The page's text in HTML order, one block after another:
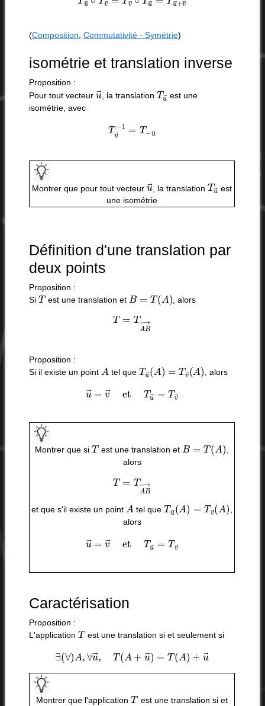
(Composition Commutativité - Symétrie)
isométrie et translation inverse
Proposition :
Pour tout vecteur u→
, la translation Tu
est une
isométrie, avec
u→− T−
Montrer que pour tout vecteur u→
, la translation Tu
est
une isométrie
Définition d'une translation par
deux points
Proposition :
Si T est une translation et B= (A) , alors
T=TAB
Proposition :
Si il existe un point
A tel que Tu →(A Tv → ( , alors
u→ v→ et u→ v→
Montrer que siT est une translation et B= (A)
alors
T=TAB
et que s'il existe un point A tel queTu →(A =Tv→( ,
alors
u→ v→ et u→ v→
Caractérisation
Proposition :
L'application T est une translation si et seulement si
∃ (∀ ) A, ∀ ,T( A + → T(A +u →
Montrer que l'applicationT est une translation si et